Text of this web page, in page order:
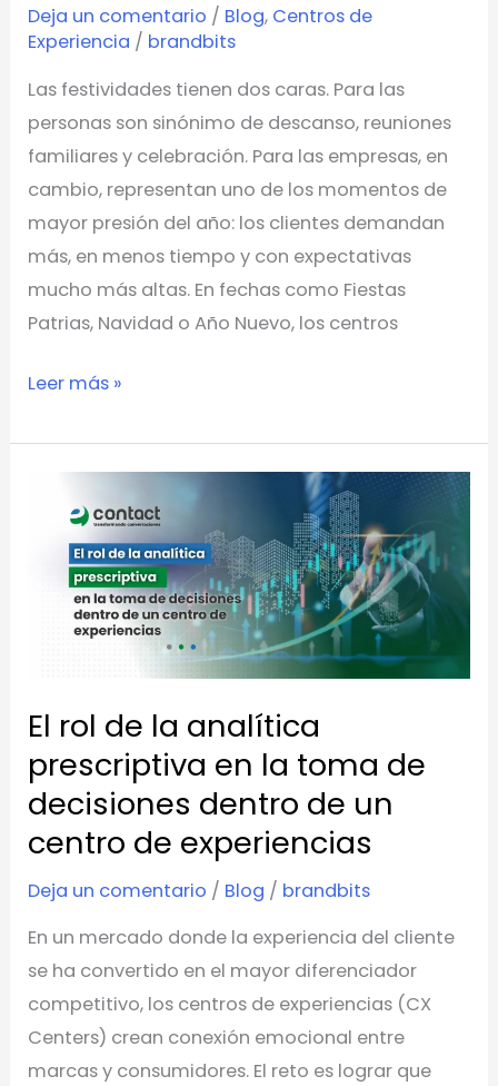
Deja un comentario / Blog, Centros de
Experiencia / brandbits
Las festividades tienen dos caras. Para las
personas son sinónimo de descanso, reuniones
familiares y celebración. Para las empresas, en
cambio, representan uno de los momentos de
mayor presión del año: los clientes demandan
más, en menos tiempo y con expectativas
mucho más altas. En fechas como Fiestas
Patrias, Navidad o Año Nuevo, los centros
Leer más »
El rol de la analítica
prescriptiva en la toma de
decisiones dentro de un
centro de experiencias
Deja un comentario / Blog / brandbits
En un mercado donde la experiencia del cliente
se ha convertido en el mayor diferenciador
competitivo, los centros de experiencias (CX
Centers) crean conexión emocional entre
marcas y consumidores. El reto es lograr que
analítica
la
toma
de
decisiones
dentro
de
experiencias